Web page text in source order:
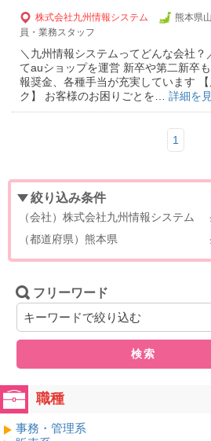
株式会社九州情報システム 熊本県
員・業務スタッフ
＼九州情報システムってどんな会社？
てauショップを運営 新卒や第二新卒
報奨金、各種手当が充実しています
ク】 お客様のお困りごとを… 詳細を
1
絞り込み条件
（会社）株式会社九州情報システム
（都道府県）熊本県
フリーワード
検索
職種
事務・管理系